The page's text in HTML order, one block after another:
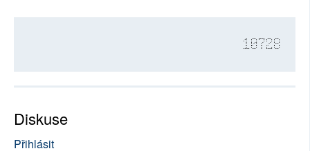
10728
Diskuse
Přihlásit